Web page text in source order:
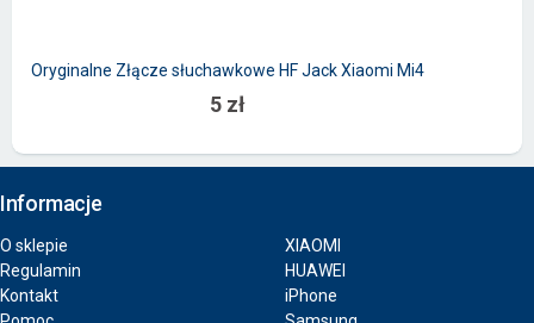
Oryginalne Złącze słuchawkowe HF Jack Xiaomi Mi4
5 zł
Informacje
O sklepie
Regulamin
Kontakt
XIAOMI
HUAWEI
iPhone